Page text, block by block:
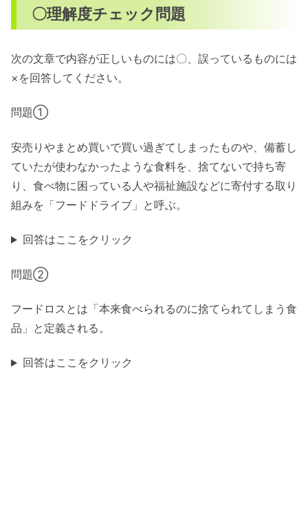
〇理解度チェック問題
次の文章で内容が正しいものには〇、誤っているものには
×を回答してください。
問題①
安売りやまとめ買いで買い過ぎてしまったものや、備蓄し
ていたが使わなかったような食料を、捨てないで持ち寄
り、食べ物に困っている人や福祉施設などに寄付する取り
組みを「フードドライブ」と呼ぶ。
回答はここをクリック
問題②
フードロスとは「本来食べられるのに捨てられてしまう食
品」と定義される。
回答はここをクリック